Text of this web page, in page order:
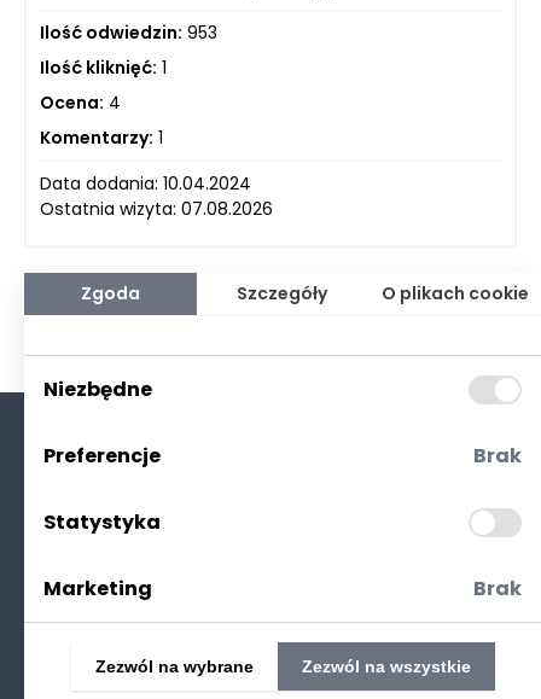
Ilość odwiedzin: 953
Ilość kliknięć: 1
Ocena: 4
Komentarzy: 1
Data dodania: 10.04.2024
Ostatnia wizyta: 07.08.2026
Polityka prywatności
Zgoda Szczegóły O plikach cookie
Niezbędne
Preferencje Brak
Statystyka
Marketing Brak
Zezwól na wybrane Zezwól na wszystkie